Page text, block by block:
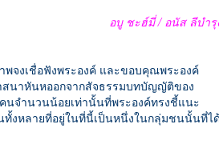
อบู ชะฮ์มี่ / อนัส ลีบำรุ
จงเชื่อฟังพระองค์ และขอบคุณพระองค์
สนาหันหออกจากสัจธรรมบทบัญญัติของ
นจำนวนน้อยเท่านั้นที่พระองค์ทรงชี้แนะ
ทั้งหลายที่อยู่ในที่นี้เป็นหนึ่งในกลุ่มชนนั้นที่ไ